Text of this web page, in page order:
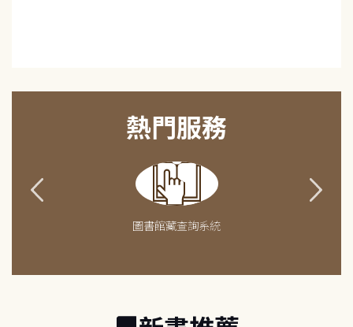
熱門服務
圖書館藏查詢系統